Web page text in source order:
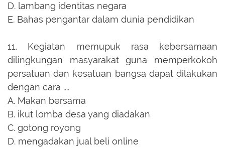
D. lambang identitas negara
E. Bahas pengantar dalam dunia pendidikan
11.
Kegiatan memupuk rasa kebersamaan
dilingkungan masyarakat guna memperkokoh
persatuan dan kesatuan bangsa dapat dilakukan
dengan cara ....
A. Makan bersama
B. ikut lomba desa yang diadakan
C. gotong royong
D. mengadakan jual beli online